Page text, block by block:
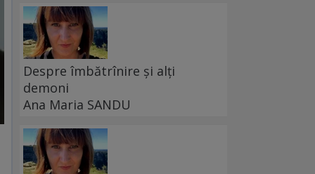
Despre îmbătrînire și alți
demoni
Ana Maria SANDU